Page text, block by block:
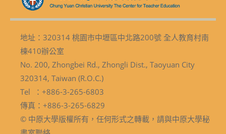
地址：320314 桃園市中壢區中北路200號 全人教育村南
棟410辦公室
No. 200, Zhongbei Rd., Zhongli Dist., Taoyuan City
320314, Taiwan (R.O.C.)
Tel ：+886-3-265-6803
傳真：+886-3-265-6829
© 中原大學版權所有，任何形式之轉載，請與中原大學秘